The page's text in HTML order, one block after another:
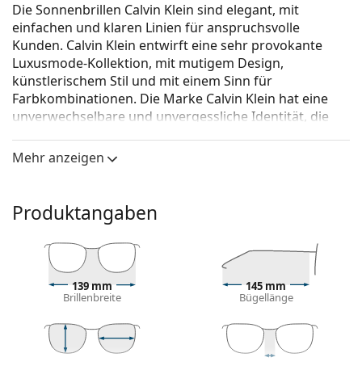
Die Sonnenbrillen Calvin Klein sind elegant, mit
einfachen und klaren Linien für anspruchsvolle
Kunden. Calvin Klein entwirft eine sehr provokante
Luxusmode-Kollektion, mit mutigem Design,
künstlerischem Stil und mit einem Sinn für
Farbkombinationen. Die Marke Calvin Klein hat eine
unverwechselbare und unvergessliche Identität, die
Calvin Klein CK 20135S 780 58
Mit der virtuellen Anprobefunktion von Lentiamo
können Sie herausfinden, wie Sie mit dieser
Sonnenbrille aussehen.
Brillenfassung
Die schwarze Farbe des Rahmens passt perfekt zu
hellbraunem oder schwarzem Haar.
Quadratische Sonnenbrillenfassungen
sind eine
Mehr anzeigen
Produktangaben
139 mm
Brillenbreite
145 mm
Bügellänge